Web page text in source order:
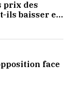
prix des
ils baisser en
face